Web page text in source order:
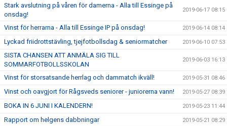
Stark avslutning på våren för damerna - Alla till Essinge på
onsdag!
2019-06-17 08:15
Vinst för herrarna - Alla till Essinge IP på onsdag! 2019-06-14 08:14
Lyckad friidrottstävling, tjejfotbollsdag & seniormatcher 2019-06-10 07:53
SISTA CHANSEN ATT ANMÄLA SIG TILL
SOMMARFOTBOLLSSKOLAN
2019-06-03 16:13
Vinst för storsatsande herrlag och dammatch ikväll! 2019-05-31 08:46
Vinst och oavgjort för Rågsveds seniorer - juniorerna vann! 2019-05-27 08:39
BOKA IN 6 JUNI I KALENDERN! 2019-05-23 11:44
Rapport om helgens dabbningar 2019-05-21 08:29